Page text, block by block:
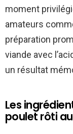
moment
amateurs
préparation
viande avec
un résultat
Les
poulet rôti